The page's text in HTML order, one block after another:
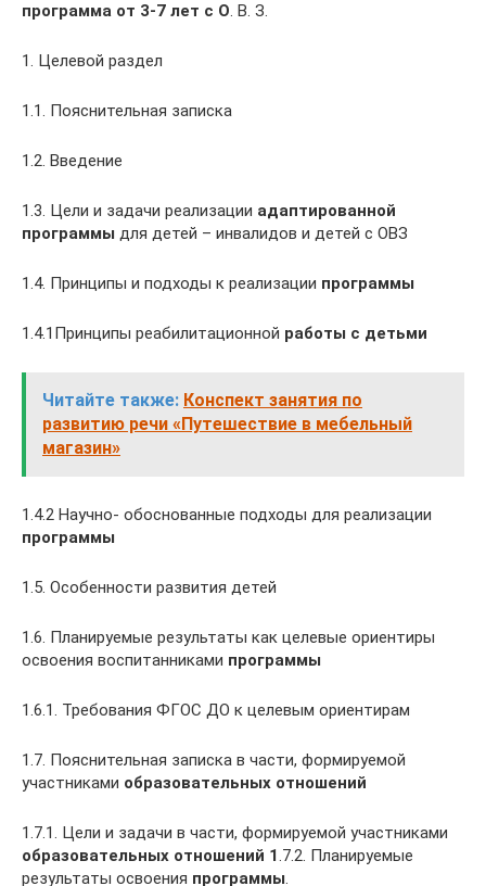
программа от 3-7 лет с О. В. З.
1. Целевой раздел
1.1. Пояснительная записка
1.2. Введение
1.3. Цели и задачи реализации адаптированной
программы для детей – инвалидов и детей с ОВЗ
1.4. Принципы и подходы к реализации программы
1.4.1Принципы реабилитационной работы с детьми
Читайте также: Конспект занятия по
развитию речи «Путешествие в мебельный
магазин»
1.4.2 Научно- обоснованные подходы для реализации
программы
1.5. Особенности развития детей
1.6. Планируемые результаты как целевые ориентиры
освоения воспитанниками программы
1.6.1. Требования ФГОС ДО к целевым ориентирам
1.7. Пояснительная записка в части, формируемой
участниками образовательных отношений
1.7.1. Цели и задачи в части, формируемой участниками
образовательных отношений 1.7.2. Планируемые
результаты освоения программы.